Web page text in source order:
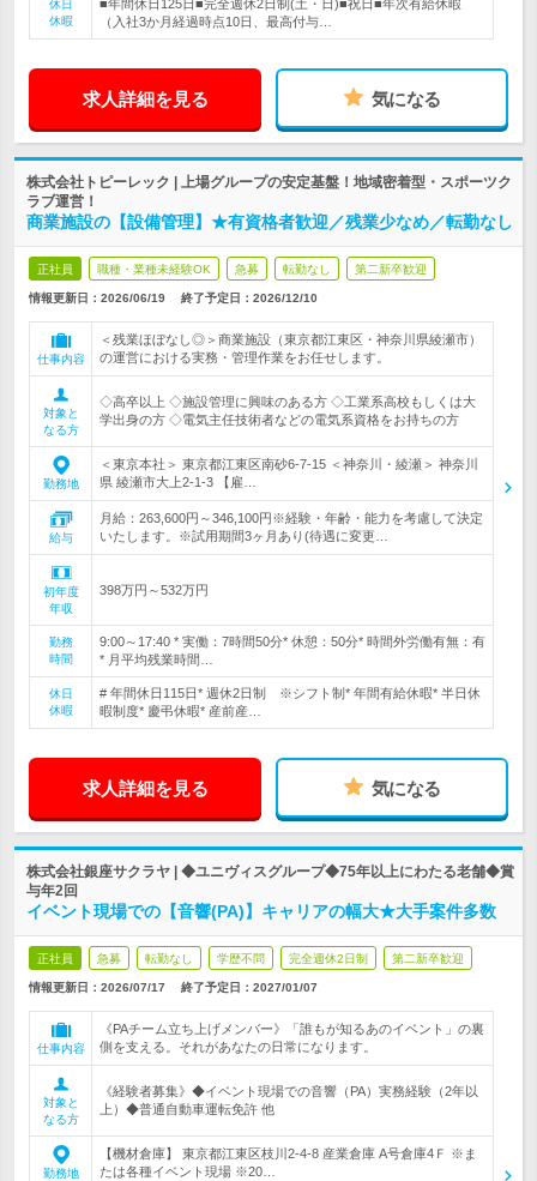
休日
休暇
■年間休日125日■完全週休2日制(土・日)■祝日■年次有給休暇
（入社3か月経過時点10日、最高付与…
求人詳細を見る 気になる
株式会社トピーレック | 上場グループの安定基盤！地域密着型・スポーツク
ラブ運営！
商業施設の【設備管理】★有資格者歓迎／残業少なめ／転勤なし
正社員 職種・業種未経験OK 急募 転勤なし 第二新卒歓迎
情報更新日：2026/06/19 終了予定日： 2026/12/10
仕事内容
＜残業ほぼなし◎＞商業施設（東京都江東区・神奈川県綾瀬市）
の運営における実務・管理作業をお任せします。
対象と
なる方
◇高卒以上 ◇施設管理に興味のある方 ◇工業系高校もしくは大
学出身の方 ◇電気主任技術者などの電気系資格をお持ちの方
勤務地
＜東京本社＞ 東京都江東区南砂6-7-15 ＜神奈川・綾瀬＞ 神奈川
県 綾瀬市大上2-1-3 【雇…
給与
月給：263,600円～346,100円※経験・年齢・能力を考慮して決定
いたします。※試用期間3ヶ月あり(待遇に変更…
初年度
年収
398万円～532万円
勤務
時間
9:00～17:40 * 実働：7時間50分* 休憩：50分* 時間外労働有無：有
* 月平均残業時間…
休日
休暇
# 年間休日115日* 週休2日制 ※シフト制* 年間有給休暇* 半日休
暇制度* 慶弔休暇* 産前産…
求人詳細を見る 気になる
株式会社銀座サクラヤ | ◆ユニヴィスグループ◆75年以上にわたる老舗◆賞
与年2回
イベント現場での【音響(PA)】キャリアの幅大★大手案件多数
正社員 急募 転勤なし 学歴不問 完全週休2日制 第二新卒歓迎
情報更新日：2026/07/17 終了予定日： 2027/01/07
仕事内容
《PAチーム立ち上げメンバー》「誰もが知るあのイベント」の裏
側を支える。それがあなたの日常になります。
対象と
なる方
《経験者募集》◆イベント現場での音響（PA）実務経験（2年以
上）◆普通自動車運転免許 他
勤務地
【機材倉庫】 東京都江東区枝川2-4-8 産業倉庫 A号倉庫4Ｆ ※ま
たは各種イベント現場 ※20…